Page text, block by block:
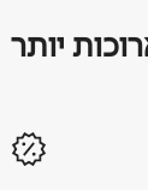
יותר